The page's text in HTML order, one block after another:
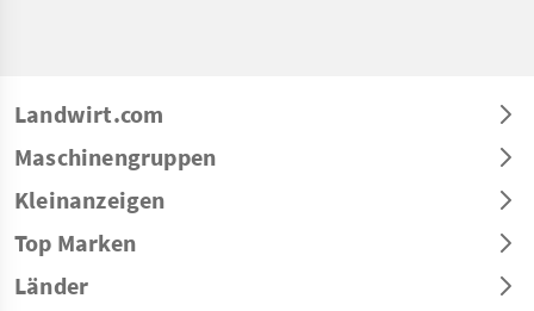
Landwirt.com
Maschinengruppen
Kleinanzeigen
Top Marken
Länder